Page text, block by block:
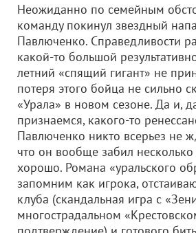
Неожиданно по семейным
команду покинул звездный
Павлюченко. Справедливости
какой-то большой
летний «спящий гигант» не
потеря этого бойца не сильно
«Урала» в новом сезоне. Да и,
признаемся, какого-то
Павлюченко никто всерьез не
что он вообще забил несколько
хорошо. Романа «уральского
запомним как игрока,
клуба (скандальная игра с
многострадальном